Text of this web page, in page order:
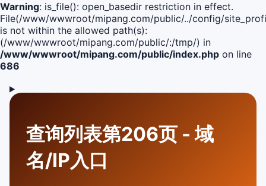
Warning: is_file(): open_basedir restriction in effect.
File(/www/wwwroot/mipang.com/public/../config/
is not within the allowed path(s):
(/www/wwwroot/mipang.com/public/:/tmp/) in
/www/wwwroot/mipang.com/public/index.php on line
686
查询列表第206页 - 域
名/IP入口